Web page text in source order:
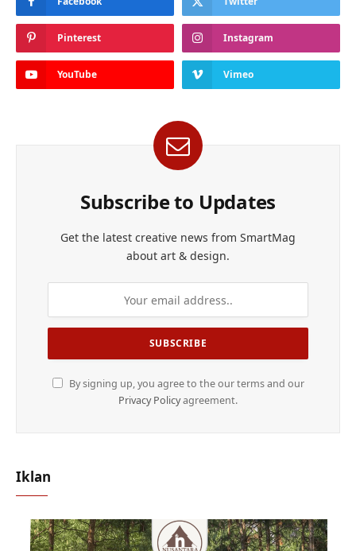
Pinterest Instagram
YouTube Vimeo
Subscribe to Updates
Get the latest creative news from SmartMag
about art & design.
By signing up, you agree to the our terms and our
Privacy Policyagreement.
Iklan